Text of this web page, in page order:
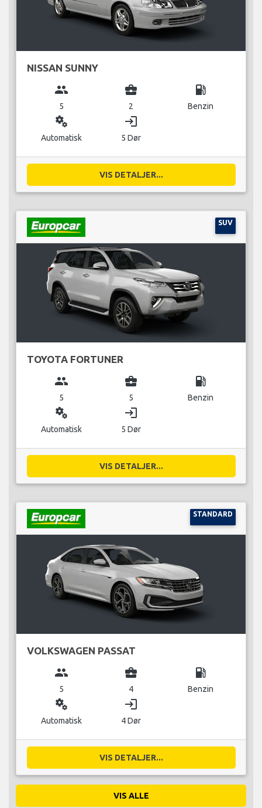
NISSAN SUNNY
group
5
business_center
2
local_gas_station
Benzin
miscellaneous_services
Automatisk
login
5 Dør
VIS DETALJER...
SUV
TOYOTA FORTUNER
group
5
business_center
5
local_gas_station
Benzin
miscellaneous_services
Automatisk
login
5 Dør
VIS DETALJER...
STANDARD
VOLKSWAGEN PASSAT
group
5
business_center
4
local_gas_station
Benzin
miscellaneous_services
Automatisk
login
4 Dør
VIS DETALJER...
VIS ALLE